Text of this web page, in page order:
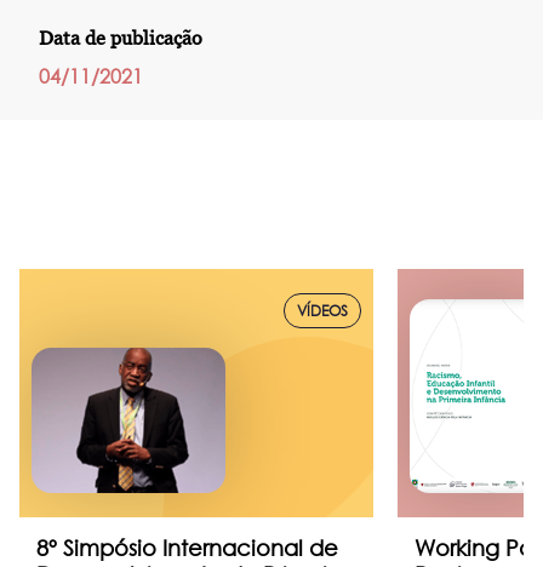
Data de publicação
04/11/2021
VÍDEOS
8º Simpósio Internacional de
Working